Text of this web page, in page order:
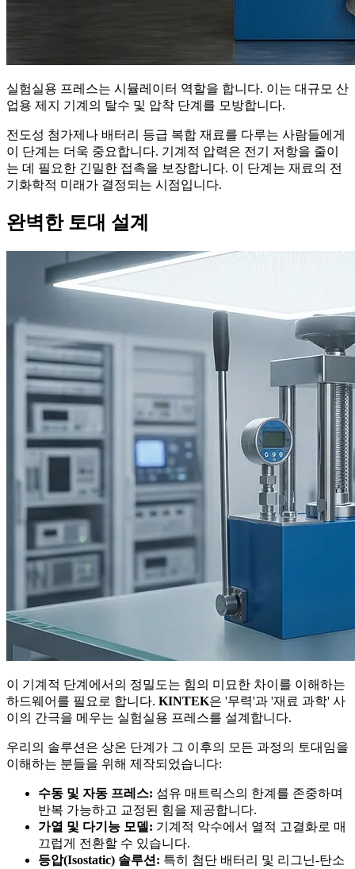
실험실용 프레스는 시뮬레이터 역할을 합니다. 이는 대규모 산
업용 제지 기계의 탈수 및 압착 단계를 모방합니다.
전도성 첨가제나 배터리 등급 복합 재료를 다루는 사람들에게
이 단계는 더욱 중요합니다. 기계적 압력은 전기 저항을 줄이
는 데 필요한 긴밀한 접촉을 보장합니다. 이 단계는 재료의 전
기화학적 미래가 결정되는 시점입니다.
완벽한 토대 설계
이 기계적 단계에서의 정밀도는 힘의 미묘한 차이를 이해하는
하드웨어를 필요로 합니다. KINTEK은 '무력'과 '재료 과학' 사
이의 간극을 메우는 실험실용 프레스를 설계합니다.
우리의 솔루션은 상온 단계가 그 이후의 모든 과정의 토대임을
이해하는 분들을 위해 제작되었습니다:
수동 및 자동 프레스: 섬유 매트릭스의 한계를 존중하며
반복 가능하고 교정된 힘을 제공합니다.
가열 및 다기능 모델: 기계적 악수에서 열적 고결화로 매
끄럽게 전환할 수 있습니다.
등압(Isostatic) 솔루션: 특히 첨단 배터리 및 리그닌-탄소